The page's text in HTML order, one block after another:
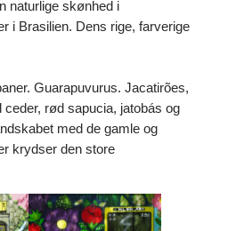
naturlige skønhed i
i Brasilien. Dens rige, farverige
Guarapuvurus. Jacatirões,
rød sapucia, jatobás og
med de gamle og
krydser den store